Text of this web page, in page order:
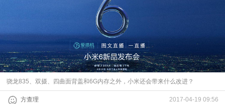
骁龙835、双摄、四曲面背盖和6G内存之外，小米还会带来什么改进？
方查理 2017-04-19 09:56